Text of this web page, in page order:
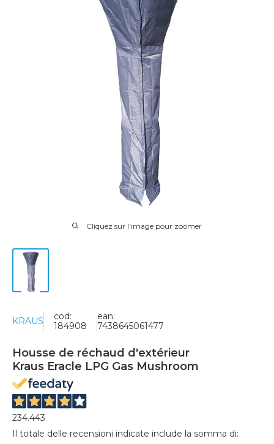
Cliquez sur l'image pour zoomer
KRAUS
cod:
184908
ean:
7438645061477
Housse de réchaud d'extérieur
Kraus Eracle LPG Gas Mushroom
234.443
Il totale delle recensioni indicate include la somma di: